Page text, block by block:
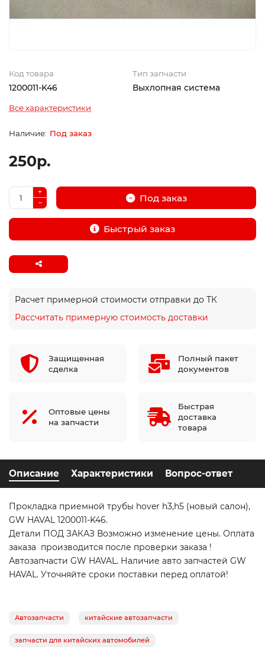
Код товара
1200011-K46
Тип запчасти
Выхлопная система
Все характеристики
Под заказ
250р.
Под заказ
Быстрый заказ
Расчет примерной стоимости отправки до ТК
Рассчитать примерную стоимость доставки
Защищенная
сделка
Полный пакет
документов
Оптовые цены
на запчасти
Быстрая
доставка
товара
Описание Характеристики Вопрос-ответ
Прокладка приемной трубы hover h3,h5 (новый салон),
GW HAVAL 1200011-K46.
Детали ПОД ЗАКАЗ Возможно изменение цены. Оплата
заказа производится после проверки заказа !
Автозапчасти GW HAVAL. Наличие авто запчастей GW
HAVAL. Уточняйте сроки поставки перед оплатой!
Автозапчасти китайские автозапчасти
запчасти для китайских автомобилей